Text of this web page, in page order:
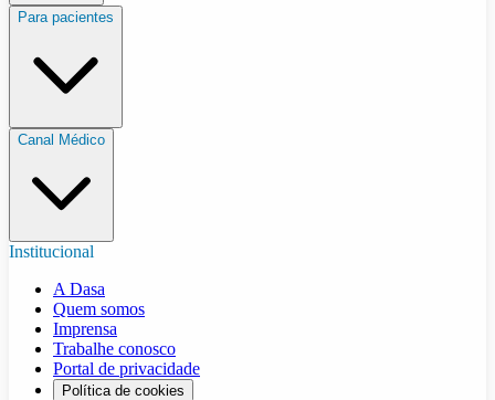
Para pacientes
Canal Médico
Institucional
A Dasa
Quem somos
Imprensa
Trabalhe conosco
Portal de privacidade
Política de cookies